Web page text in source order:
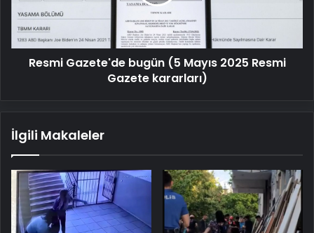
Resmi
Gazete
kararları)
Resmi Gazete'de bugün (5 Mayıs 2025 Resmi
Gazete kararları)
İlgili Makaleler